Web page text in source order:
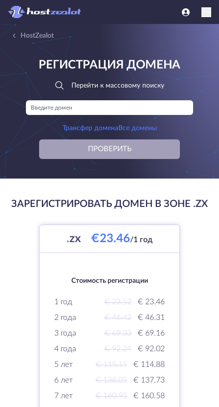
HostZealot
РЕГИСТРАЦИЯ ДОМЕНА
Перейти к массовому поиску
Трансфер домена Все домены
ПРОВЕРИТЬ
ЗАРЕГИСТРИРОВАТЬ ДОМЕН В ЗОНЕ .ZX
.zx €23.46/1 год
Стоимость регистрации
1 год € 23.52
€ 23.46
2 года
€ 46.42
€ 46.31
3 года
€ 69.33
€ 69.16
4 года
€ 92.24
€ 92.02
5 лет
€ 115.15
€ 114.88
6 лет
€ 138.05
€ 137.73
7 лет
€ 160.95
€ 160.58